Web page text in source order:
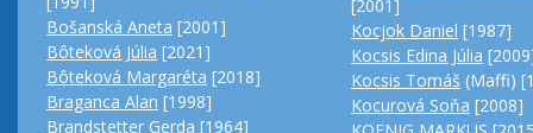
Bošanská Aneta [2001]
Bôteková Júlia [2021]
Bôteková Margaréta [2018]
Braganca Alan [1998]
Brandstetter Gerda [1964]
[2001]
Kocjok Daniel [1987]
Kocsis Edina Júlia
Kocsis Tomáš (Maffi)
Kocurová Soňa [2008]